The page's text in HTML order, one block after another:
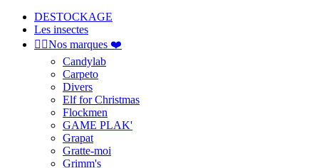
DESTOCKAGE
Les insectes
 Nos marques ❤️
Candylab
Carpeto
Divers
Elf for Christmas
Flockmen
GAME PLAK'
Grapat
Gratte-moi
Grimm's